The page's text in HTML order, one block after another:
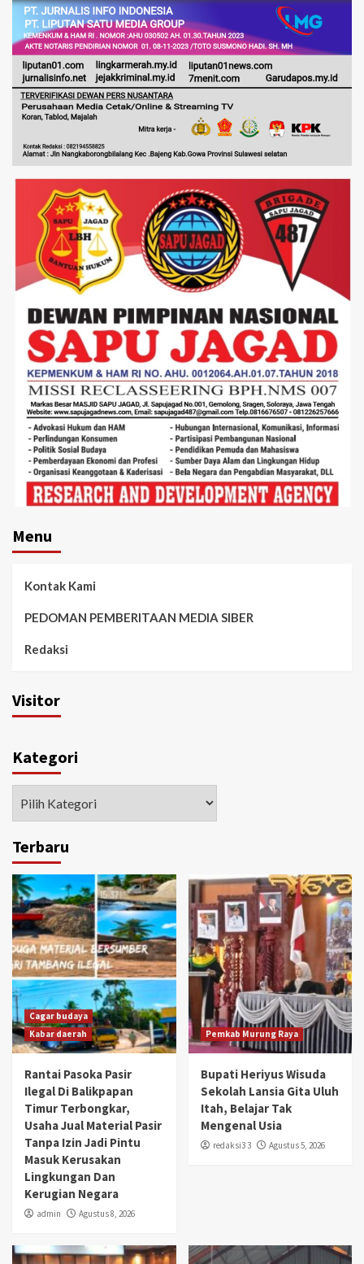
Menu
Kontak Kami
PEDOMAN PEMBERITAAN MEDIA SIBER
Redaksi
Visitor
Kategori
Terbaru
Cagar budaya
Kabar daerah
Rantai Pasoka Pasir
Ilegal Di Balikpapan
Timur Terbongkar,
Usaha Jual Material Pasir
Tanpa Izin Jadi Pintu
Masuk Kerusakan
Lingkungan Dan
Kerugian Negara
admin Agustus 8, 2026
Pemkab Murung Raya
Bupati Heriyus Wisuda
Sekolah Lansia Gita Uluh
Itah, Belajar Tak
Mengenal Usia
redaksi3 3 Agustus 5, 2026